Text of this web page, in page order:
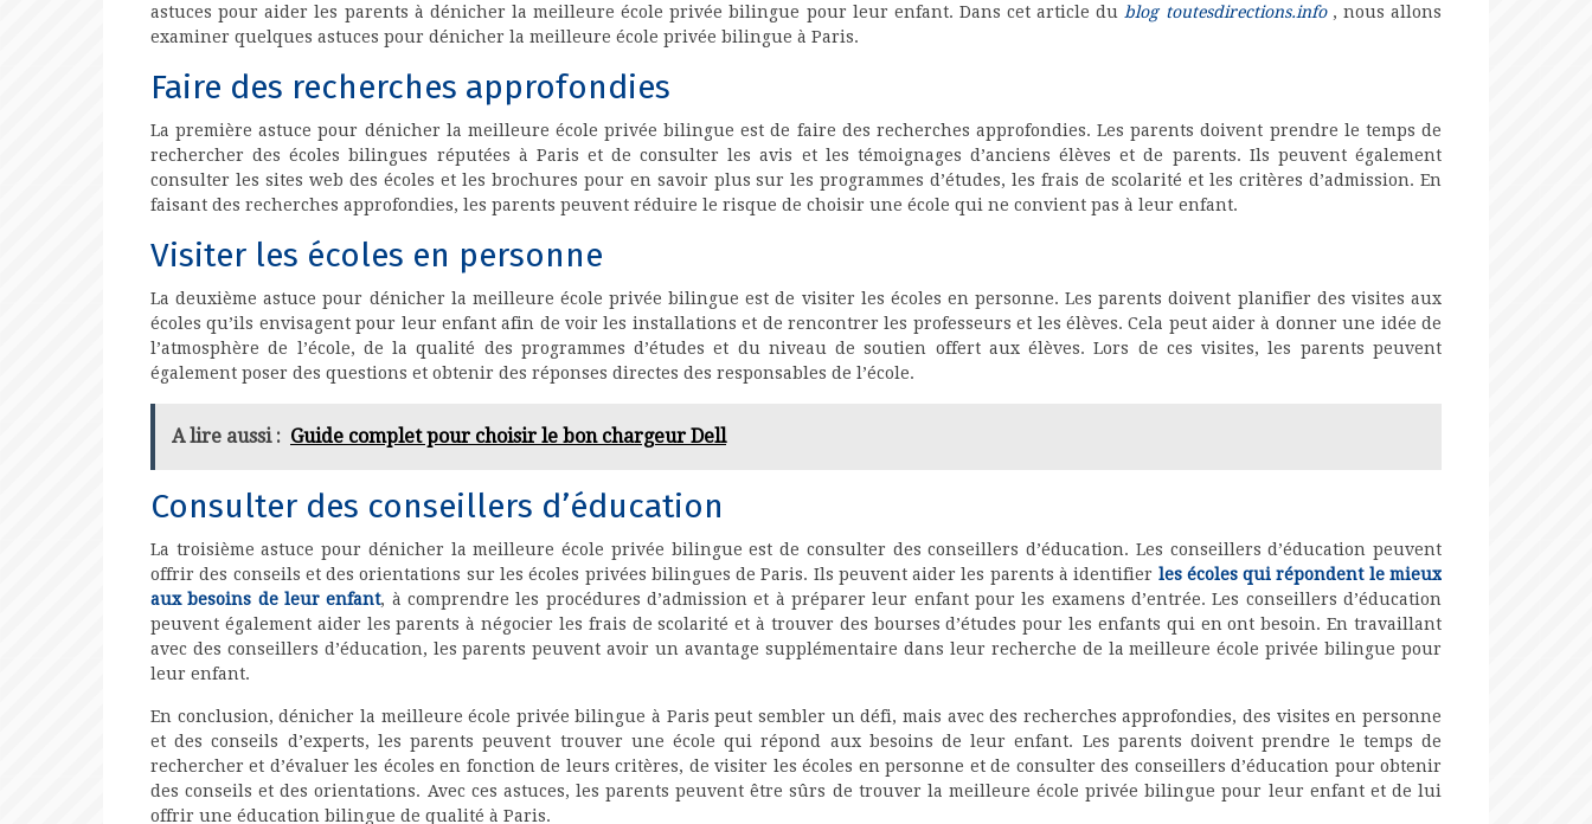
astuces pour aider les parents à dénicher la meilleure école privée bilingue pour leur enfant. Dans cet article du blog toutesdirections.info, nous allons
examiner quelques astuces pour dénicher la meilleure école privée bilingue à Paris.
Faire des recherches approfondies
La première astuce pour dénicher la meilleure école privée bilingue est de faire des recherches approfondies. Les parents doivent prendre le temps de
rechercher des écoles bilingues réputées à Paris et de consulter les avis et les témoignages d’anciens élèves et de parents. Ils peuvent également
consulter les sites web des écoles et les brochures pour en savoir plus sur les programmes d’études, les frais de scolarité et les critères d’admission. En
faisant des recherches approfondies, les parents peuvent réduire le risque de choisir une école qui ne convient pas à leur enfant.
Visiter les écoles en personne
La deuxième astuce pour dénicher la meilleure école privée bilingue est de visiter les écoles en personne. Les parents doivent planifier des visites aux
écoles qu’ils envisagent pour leur enfant afin de voir les installations et de rencontrer les professeurs et les élèves. Cela peut aider à donner une idée de
l’atmosphère de l’école, de la qualité des programmes d’études et du niveau de soutien offert aux élèves. Lors de ces visites, les parents peuvent
également poser des questions et obtenir des réponses directes des responsables de l’école.
A lire aussi : Guide complet pour choisir le bon chargeur Dell
Consulter des conseillers d’éducation
La troisième astuce pour dénicher la meilleure école privée bilingue est de consulter des conseillers d’éducation. Les conseillers d’éducation peuvent
offrir des conseils et des orientations sur les écoles privées bilingues de Paris. Ils peuvent aider les parents à identifier les écoles qui répondent le mieux
aux besoins de leur enfant, à comprendre les procédures d’admission et à préparer leur enfant pour les examens d’entrée. Les conseillers d’éducation
peuvent également aider les parents à négocier les frais de scolarité et à trouver des bourses d’études pour les enfants qui en ont besoin. En travaillant
avec des conseillers d’éducation, les parents peuvent avoir un avantage supplémentaire dans leur recherche de la meilleure école privée bilingue pour
leur enfant.
En conclusion, dénicher la meilleure école privée bilingue à Paris peut sembler un défi, mais avec des recherches approfondies, des visites en personne
et des conseils d’experts, les parents peuvent trouver une école qui répond aux besoins de leur enfant. Les parents doivent prendre le temps de
rechercher et d’évaluer les écoles en fonction de leurs critères, de visiter les écoles en personne et de consulter des conseillers d’éducation pour obtenir
des conseils et des orientations. Avec ces astuces, les parents peuvent être sûrs de trouver la meilleure école privée bilingue pour leur enfant et de lui
offrir une éducation bilingue de qualité à Paris.